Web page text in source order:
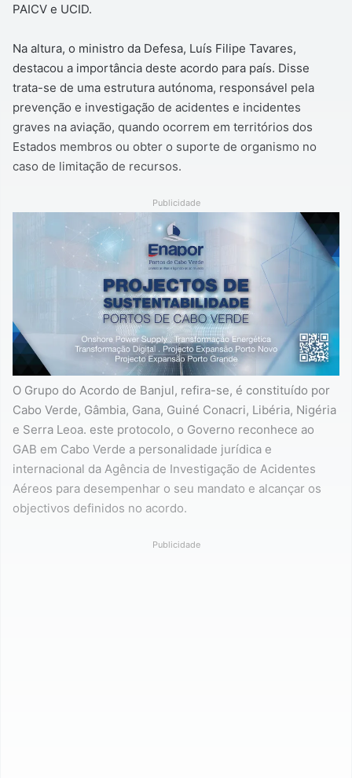
PAICV e UCID.
Na altura, o ministro da Defesa, Luís Filipe Tavares,
destacou a importância deste acordo para país. Disse
trata-se de uma estrutura autónoma, responsável pela
prevenção e investigação de acidentes e incidentes
graves na aviação, quando ocorrem em territórios dos
Estados membros ou obter o suporte de organismo no
caso de limitação de recursos.
Publicidade
O Grupo do Acordo de Banjul, refira-se, é constituído por
Cabo Verde, Gâmbia, Gana, Guiné Conacri, Libéria, Nigéria
e Serra Leoa. este protocolo, o Governo reconhece ao
GAB em Cabo Verde a personalidade jurídica e
internacional da Agência de Investigação de Acidentes
Aéreos para desempenhar o seu mandato e alcançar os
objectivos definidos no acordo.
Publicidade